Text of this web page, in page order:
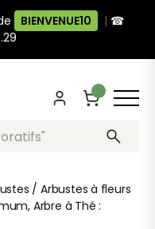
BIENVENUE10 | ☎
/Arbustes à fleurs
Arbre à Thé :